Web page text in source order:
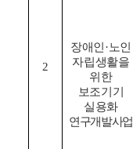
장애인 ·노인
자립생활을
위한
보조기기
실용화
연구개발사업
2